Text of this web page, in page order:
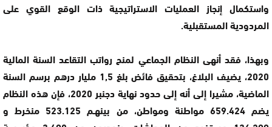
واستكمال إنجاز العمليات الاستراتيجية ذات الوقع القوي على
المردودية المستقبلية.
وبهذا، فقد أنهى النظام الجماعي لمنح رواتب التقاعد السنة المالية
2020، يضيف البلاغ، بتحقيق فائض بلغ 1,5 مليار درهم برسم السنة
الماضية، مشيرا إلى أنه إلى حدود نهاية دجنبر 2020، فإن هذه النظام
يضم 659.424 مواطنة ومواطن، من بينهـم 523.125 منخرط و